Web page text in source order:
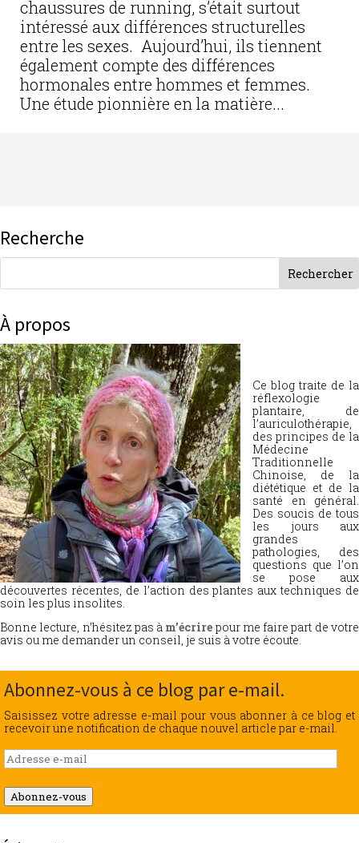
chaussures de running, s’était surtout
intéressé aux différences structurelles
entre les sexes. Aujourd’hui, ils tiennent
également compte des différences
hormonales entre hommes et femmes.
Une étude pionnière en la matière...
Recherche
À propos
Ce blog traite de la
réflexologie
plantaire, de
l’auriculothérapie,
des principes de la
Médecine
Traditionnelle
Chinoise, de la
diététique et de la
santé en général.
Des soucis de tous
les jours aux
grandes
pathologies, des
questions que l’on
se pose aux
découvertes récentes, de l’action des plantes aux techniques de
soin les plus insolites.
Bonne lecture, n’hésitez pas à m’écrire pour me faire part de votre
avis ou me demander un conseil, je suis à votre écoute.
Abonnez-vous à ce blog par e-mail.
Saisissez votre adresse e-mail pour vous abonner à ce blog et
recevoir une notification de chaque nouvel article par e-mail.
Adresse
e-
mail
Abonnez-vous